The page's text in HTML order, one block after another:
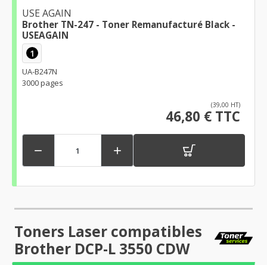
USE AGAIN
Brother TN-247 - Toner Remanufacturé Black -
USEAGAIN
1
UA-B247N
3000 pages
(39,00 HT)
46,80 € TTC
 
Toners Laser compatibles
Brother DCP-L 3550 CDW